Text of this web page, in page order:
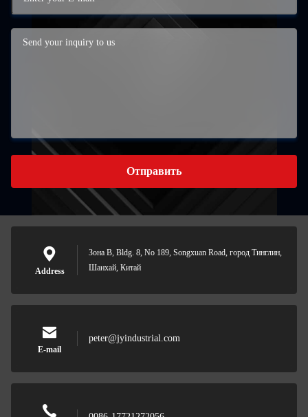
Отправить
Address
Зона B, Bldg. 8, No 189, Songxuan Road, город Тинглин,
Шанхай, Китай
E-mail
peter@jyindustrial.com